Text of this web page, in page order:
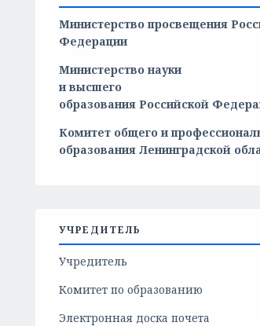
Министерство просвещения
Федерации
Министерство науки
и высшего
образования Российской
Комитет общего и
образования Ленинградской
УЧРЕДИТЕЛЬ
Учредитель
Комитет по образованию
Электронная доска почета